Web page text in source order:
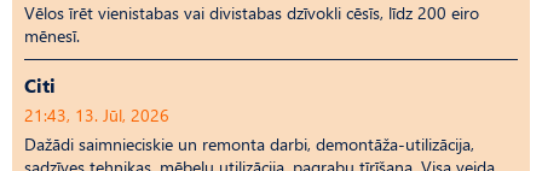
Vēlos īrēt vienistabas vai divistabas dzīvokli cēsīs, līdz 200 eiro
mēnesī.
Citi
21:43, 13. Jūl, 2026
Dažādi saimnieciskie un remonta darbi, demontāža-utilizācija,